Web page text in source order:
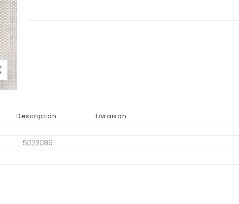
Description Livraison
5023089